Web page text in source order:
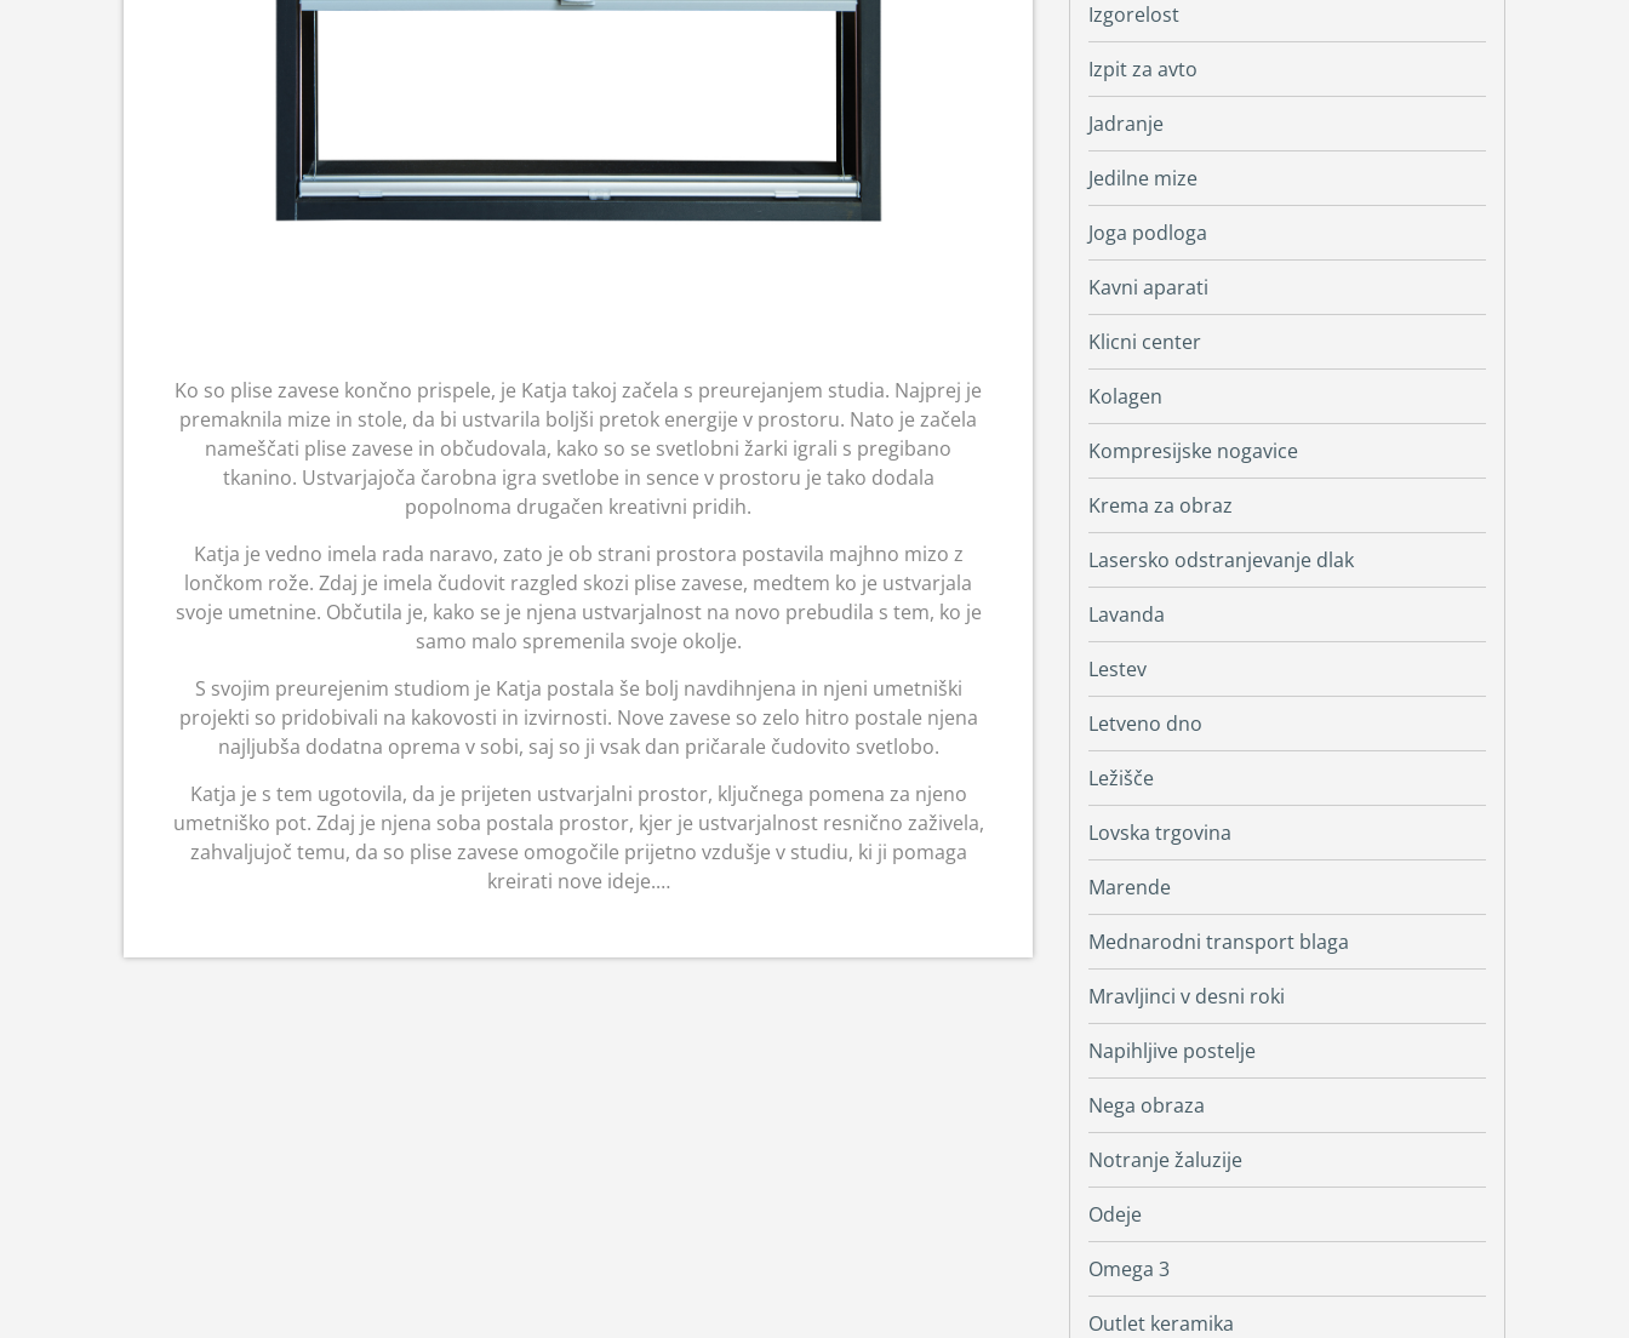
Ko so plise zavese končno prispele, je Katja takoj začela s preurejanjem studia. Najprej je
premaknila mize in stole, da bi ustvarila boljši pretok energije v prostoru. Nato je začela
nameščati plise zavese in občudovala, kako so se svetlobni žarki igrali s pregibano
tkanino. Ustvarjajoča čarobna igra svetlobe in sence v prostoru je tako dodala
popolnoma drugačen kreativni pridih.
Katja je vedno imela rada naravo, zato je ob strani prostora postavila majhno mizo z
lončkom rože. Zdaj je imela čudovit razgled skozi plise zavese, medtem ko je ustvarjala
svoje umetnine. Občutila je, kako se je njena ustvarjalnost na novo prebudila s tem, ko je
samo malo spremenila svoje okolje.
S svojim preurejenim studiom je Katja postala še bolj navdihnjena in njeni umetniški
projekti so pridobivali na kakovosti in izvirnosti. Nove zavese so zelo hitro postale njena
najljubša dodatna oprema v sobi, saj so ji vsak dan pričarale čudovito svetlobo.
Katja je s tem ugotovila, da je prijeten ustvarjalni prostor, ključnega pomena za njeno
umetniško pot. Zdaj je njena soba postala prostor, kjer je ustvarjalnost resnično zaživela,
zahvaljujoč temu, da so plise zavese omogočile prijetno vzdušje v studiu, ki ji pomaga
kreirati nove ideje.…
Izgorelost
Izpit za avto
Jadranje
Jedilne mize
Joga podloga
Kavni aparati
Klicni center
Kolagen
Kompresijske nogavice
Krema za obraz
Lasersko odstranjevanje dlak
Lavanda
Lestev
Letveno dno
Ležišče
Lovska trgovina
Marende
Mednarodni transport blaga
Mravljinci v desni roki
Napihljive postelje
Nega obraza
Notranje žaluzije
Odeje
Omega 3
Outlet keramika